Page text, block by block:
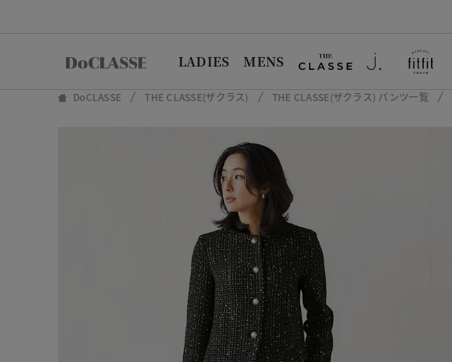
LADIES MENS
DoCLASSE THE CLASSE(ザクラス) THE CLASSE(ザクラス) パンツ一覧